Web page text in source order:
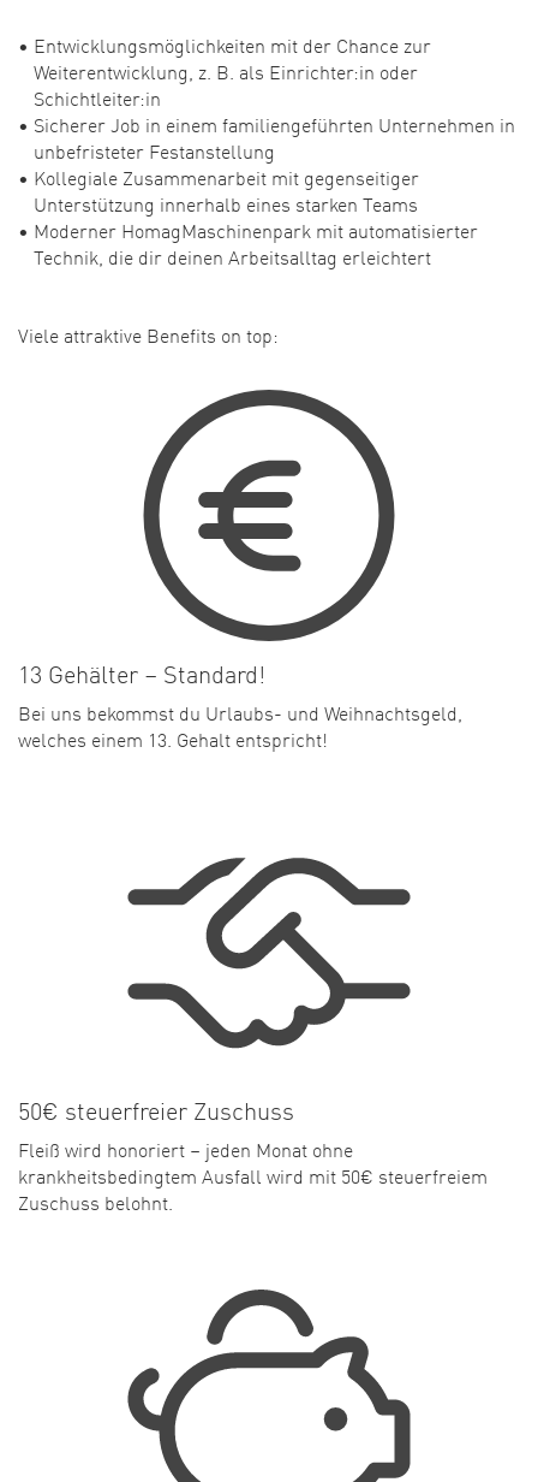
Entwicklungsmöglichkeiten mit der Chance zur
Weiterentwicklung, z. B. als Einrichter:in oder
Schichtleiter:in
Sicherer Job in einem familiengeführten Unternehmen in
unbefristeter Festanstellung
Kollegiale Zusammenarbeit mit gegenseitiger
Unterstützung innerhalb eines starken Teams
Moderner HomagMaschinenpark mit automatisierter
Technik, die dir deinen Arbeitsalltag erleichtert
Viele attraktive Benefits on top:
13 Gehälter – Standard!
Bei uns bekommst du Urlaubs- und Weihnachtsgeld,
welches einem 13. Gehalt entspricht!
50€ steuerfreier Zuschuss
Fleiß wird honoriert – jeden Monat ohne
krankheitsbedingtem Ausfall wird mit 50€ steuerfreiem
Zuschuss belohnt.